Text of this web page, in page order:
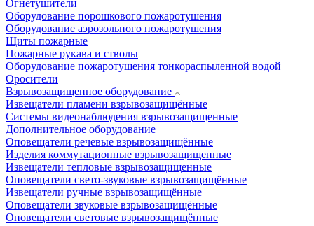
Огнетушители
Оборудование порошкового пожаротушения
Оборудование аэрозольного пожаротушения
Щиты пожарные
Пожарные рукава и стволы
Оборудование пожаротушения тонкораспыленной водой
Оросители
Взрывозащищенное оборудование
Извещатели пламени взрывозащищённые
Системы видеонаблюдения взрывозащищенные
Дополнительное оборудование
Оповещатели речевые взрывозащищённые
Изделия коммутационные взрывозащищенные
Извещатели тепловые взрывозащищенные
Оповещатели свето-звуковые взрывозащищённые
Извещатели ручные взрывозащищённые
Оповещатели звуковые взрывозащищённые
Оповещатели световые взрывозащищённые